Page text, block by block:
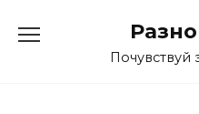
Почувствуй